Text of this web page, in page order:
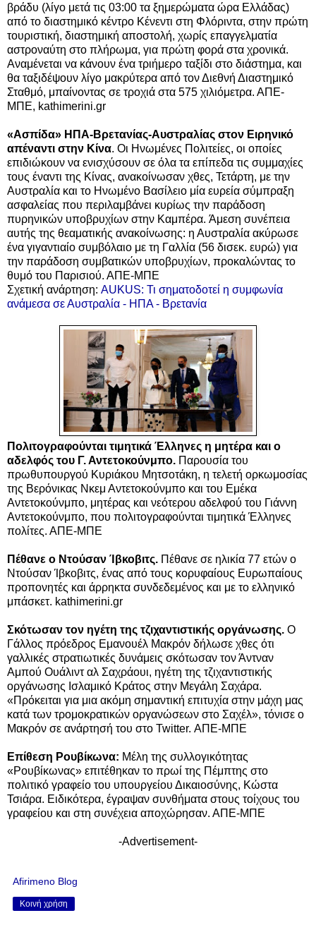
βράδυ (λίγο μετά τις 03:00 τα ξημερώματα ώρα Ελλάδας)
από το διαστημικό κέντρο Κένεντι στη Φλόριντα, στην πρώτη
τουριστική, διαστημική αποστολή, χωρίς επαγγελματία
αστροναύτη στο πλήρωμα, για πρώτη φορά στα χρονικά.
Αναμένεται να κάνουν ένα τριήμερο ταξίδι στο διάστημα, και
θα ταξιδέψουν λίγο μακρύτερα από τον Διεθνή Διαστημικό
Σταθμό, μπαίνοντας σε τροχιά στα 575 χιλιόμετρα. ΑΠΕ-
ΜΠΕ, kathimerini.gr
«Ασπίδα» ΗΠΑ-Βρετανίας-Αυστραλίας στον Ειρηνικό
απέναντι στην Κίνα. Οι Ηνωμένες Πολιτείες, οι οποίες
επιδιώκουν να ενισχύσουν σε όλα τα επίπεδα τις συμμαχίες
τους έναντι της Κίνας, ανακοίνωσαν χθες, Τετάρτη, με την
Αυστραλία και το Ηνωμένο Βασίλειο μία ευρεία σύμπραξη
ασφαλείας που περιλαμβάνει κυρίως την παράδοση
πυρηνικών υποβρυχίων στην Καμπέρα. Άμεση συνέπεια
αυτής της θεαματικής ανακοίνωσης: η Αυστραλία ακύρωσε
ένα γιγαντιαίο συμβόλαιο με τη Γαλλία (56 δισεκ. ευρώ) για
την παράδοση συμβατικών υποβρυχίων, προκαλώντας το
θυμό του Παρισιού. ΑΠΕ-ΜΠΕ
Σχετική ανάρτηση: AUKUS: Τι σηματοδοτεί η συμφωνία
ανάμεσα σε Αυστραλία - ΗΠΑ - Βρετανία
Πολιτογραφούνται τιμητικά Έλληνες η μητέρα και ο
αδελφός του Γ. Αντετοκούνμπο. Παρουσία του
πρωθυπουργού Κυριάκου Μητσοτάκη, η τελετή ορκωμοσίας
της Βερόνικας Νκεμ Αντετοκούνμπο και του Εμέκα
Αντετοκούνμπο, μητέρας και νεότερου αδελφού του Γιάννη
Αντετοκούνμπο, που πολιτογραφούνται τιμητικά Έλληνες
πολίτες. ΑΠΕ-ΜΠΕ
Πέθανε ο Ντούσαν Ίβκοβιτς. Πέθανε σε ηλικία 77 ετών ο
Ντούσαν Ίβκοβιτς, ένας από τους κορυφαίους Ευρωπαίους
προπονητές και άρρηκτα συνδεδεμένος και με το ελληνικό
μπάσκετ. kathimerini.gr
Σκότωσαν τον ηγέτη της τζιχαντιστικής οργάνωσης. Ο
Γάλλος πρόεδρος Εμανουέλ Μακρόν δήλωσε χθες ότι
γαλλικές στρατιωτικές δυνάμεις σκότωσαν τον Άντναν
Αμπού Ουάλιντ αλ Σαχράουι, ηγέτη της τζιχαντιστικής
οργάνωσης Ισλαμικό Κράτος στην Μεγάλη Σαχάρα.
«Πρόκειται για μια ακόμη σημαντική επιτυχία στην μάχη μας
κατά των τρομοκρατικών οργανώσεων στο Σαχέλ», τόνισε ο
Μακρόν σε ανάρτησή του στο Twitter. ΑΠΕ-ΜΠΕ
Επίθεση Ρουβίκωνα: Μέλη της συλλογικότητας
«Ρουβίκωνας» επιτέθηκαν το πρωί της Πέμπτης στο
πολιτικό γραφείο του υπουργείου Δικαιοσύνης, Κώστα
Τσιάρα. Ειδικότερα, έγραψαν συνθήματα στους τοίχους του
γραφείου και στη συνέχεια αποχώρησαν. ΑΠΕ-ΜΠΕ
-Advertisement-
Afirimeno Blog
Κοινή χρήση